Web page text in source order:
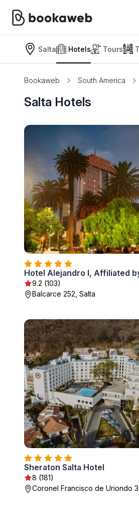
Salta Hotels Tours
Bookaweb South America
Salta Hotels
Hotel Alejandro I, Affiliated
9.2 (103)
Balcarce 252, Salta
Sheraton Salta Hotel
8 (181)
Coronel Francisco de Uriondo